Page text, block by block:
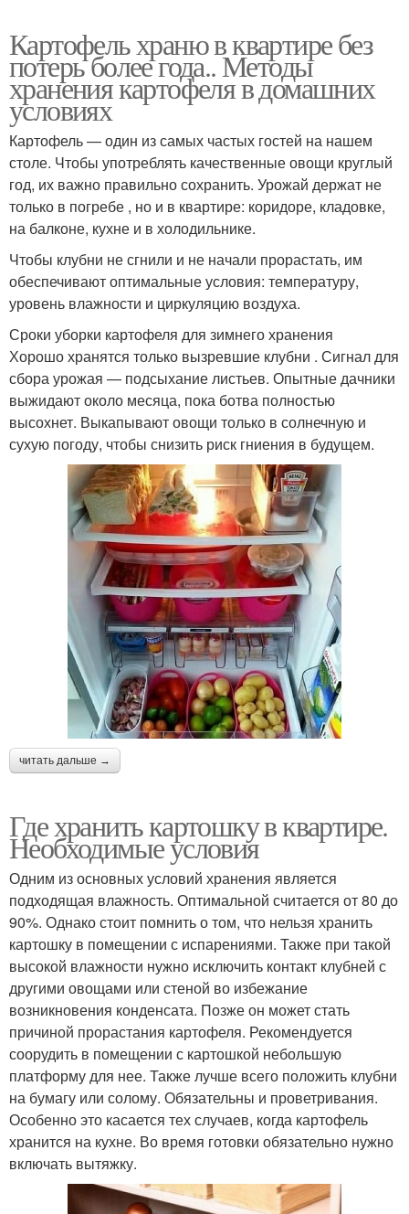
Картофель храню в квартире без
потерь более года.. Методы
хранения картофеля в домашних
условиях
Картофель — один из самых частых гостей на нашем
столе. Чтобы употреблять качественные овощи круглый
год, их важно правильно сохранить. Урожай держат не
только в погребе , но и в квартире: коридоре, кладовке,
на балконе, кухне и в холодильнике.
Чтобы клубни не сгнили и не начали прорастать, им
обеспечивают оптимальные условия: температуру,
уровень влажности и циркуляцию воздуха.
Сроки уборки картофеля для зимнего хранения
Хорошо хранятся только вызревшие клубни . Сигнал для
сбора урожая — подсыхание листьев. Опытные дачники
выжидают около месяца, пока ботва полностью
высохнет. Выкапывают овощи только в солнечную и
сухую погоду, чтобы снизить риск гниения в будущем.
читать дальше →
Где хранить картошку в квартире.
Необходимые условия
Одним из основных условий хранения является
подходящая влажность. Оптимальной считается от 80 до
90%. Однако стоит помнить о том, что нельзя хранить
картошку в помещении с испарениями. Также при такой
высокой влажности нужно исключить контакт клубней с
другими овощами или стеной во избежание
возникновения конденсата. Позже он может стать
причиной прорастания картофеля. Рекомендуется
соорудить в помещении с картошкой небольшую
платформу для нее. Также лучше всего положить клубни
на бумагу или солому. Обязательны и проветривания.
Особенно это касается тех случаев, когда картофель
хранится на кухне. Во время готовки обязательно нужно
включать вытяжку.